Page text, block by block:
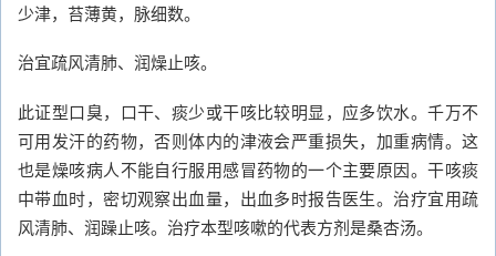
少津，苔薄黄，脉细数。
治宜疏风清肺、润燥止咳。
此证型口臭，口干、痰少或干咳比较明显，应多饮水。千万不
可用发汗的药物，否则体内的津液会严重损失，加重病情。这
也是燥咳病人不能自行服用感冒药物的一个主要原因。干咳痰
中带血时，密切观察出血量，出血多时报告医生。治疗宜用疏
风清肺、润躁止咳。治疗本型咳嗽的代表方剂是桑杏汤。